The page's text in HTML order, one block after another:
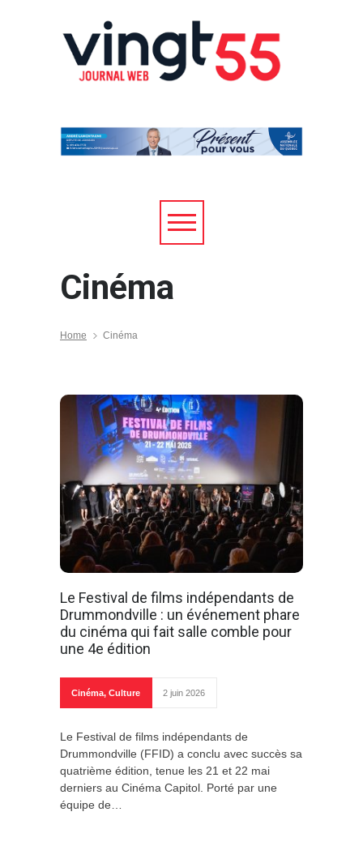
Cinéma
Home Cinéma
Le Festival de films indépendants de
Drummondville : un événement phare
du cinéma qui fait salle comble pour
une 4e édition
Cinéma, Culture 2 juin 2026
Le Festival de films indépendants de
Drummondville (FFID) a conclu avec succès sa
quatrième édition, tenue les 21 et 22 mai
derniers au Cinéma Capitol. Porté par une
équipe de…